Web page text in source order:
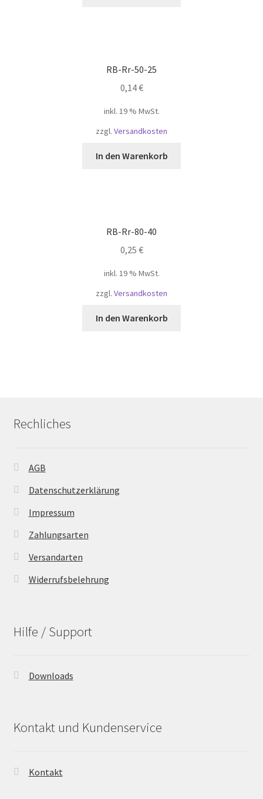
RB-Rr-50-25
0,14€
inkl. 19 % MwSt.
zzgl. Versandkosten
In den Warenkorb
RB-Rr-80-40
0,25 €
inkl. 19 % MwSt.
zzgl. Versandkosten
In den Warenkorb
Rechliches
AGB
Datenschutzerklärung
Impressum
Zahlungsarten
Versandarten
Widerrufsbelehrung
Hilfe / Support
Downloads
Kontakt und Kundenservice
Kontakt